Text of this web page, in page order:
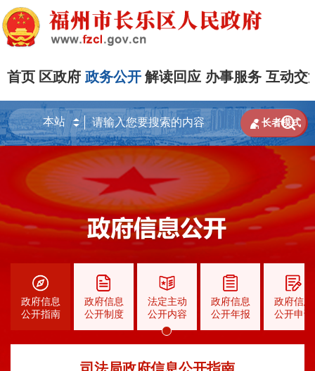
首页 区政府 政务公开 解读回应 办事服务 互动交

 长者模式
政府信息
公开指南
政府信息
公开制度
法定主动
公开内容
政府信息
公开年报
政府信息
公开申请
司法局政府信息公开指南